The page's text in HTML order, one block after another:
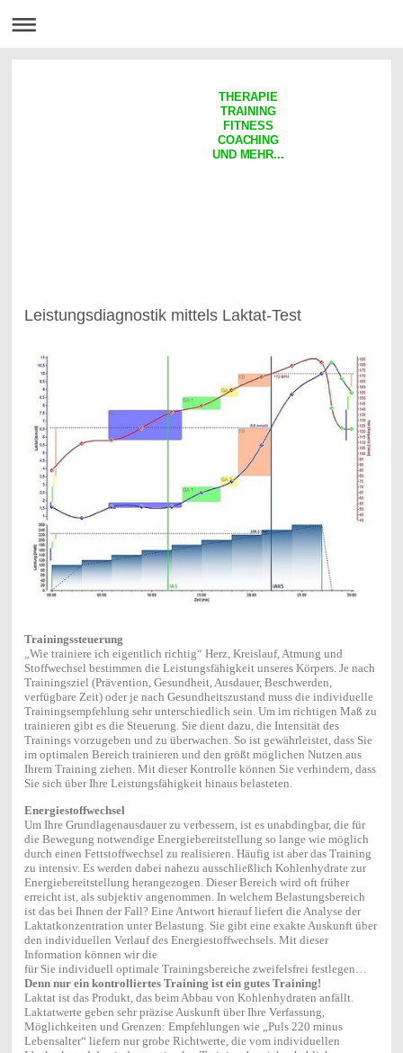
THERAPIE
TRAINING
FITNESS
COACHING
UND MEHR...
Leistungsdiagnostik mittels Laktat-Test
Trainingssteuerung
„Wie trainiere ich eigentlich richtig“ Herz, Kreislauf, Atmung und
Stoffwechsel bestimmen die Leistungsfähigkeit unseres Körpers. Je nach
Trainingsziel (Prävention, Gesundheit, Ausdauer, Beschwerden,
verfügbare Zeit) oder je nach Gesundheitszustand muss die individuelle
Trainingsempfehlung sehr unterschiedlich sein. Um im richtigen Maß zu
trainieren gibt es die Steuerung. Sie dient dazu, die Intensität des
Trainings vorzugeben und zu überwachen. So ist gewährleistet, dass Sie
im optimalen Bereich trainieren und den größt möglichen Nutzen aus
Ihrem Training ziehen. Mit dieser Kontrolle können Sie verhindern, dass
Sie sich über Ihre Leistungsfähigkeit hinaus belasteten.
Energiestoffwechsel
Um Ihre Grundlagenausdauer zu verbessern, ist es unabdingbar, die für
die Bewegung notwendige Energiebereitstellung so lange wie möglich
durch einen Fettstoffwechsel zu realisieren. Häufig ist aber das Training
zu intensiv. Es werden dabei nahezu ausschließlich Kohlenhydrate zur
Energiebereitstellung herangezogen. Dieser Bereich wird oft früher
erreicht ist, als subjektiv angenommen. In welchem Belastungsbereich
ist das bei Ihnen der Fall? Eine Antwort hierauf liefert die Analyse der
Laktatkonzentration unter Belastung. Sie gibt eine exakte Auskunft über
den individuellen Verlauf des Energiestoffwechsels. Mit dieser
Information können wir die
für Sie individuell optimale Trainingsbereiche zweifelsfrei festlegen…
Denn nur ein kontrolliertes Training ist ein gutes Training!
Laktat ist das Produkt, das beim Abbau von Kohlenhydraten anfällt.
Laktatwerte geben sehr präzise Auskunft über Ihre Verfassung,
Möglichkeiten und Grenzen: Empfehlungen wie „Puls 220 minus
Lebensalter“ liefern nur grobe Richtwerte, die vom individuellen